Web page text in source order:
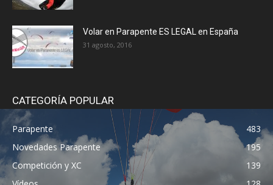
Volar en Parapente ES LEGAL en España
31 agosto, 2016
CATEGORÍA POPULAR
Parapente
483
Novedades Parapente
195
Competición y XC
139